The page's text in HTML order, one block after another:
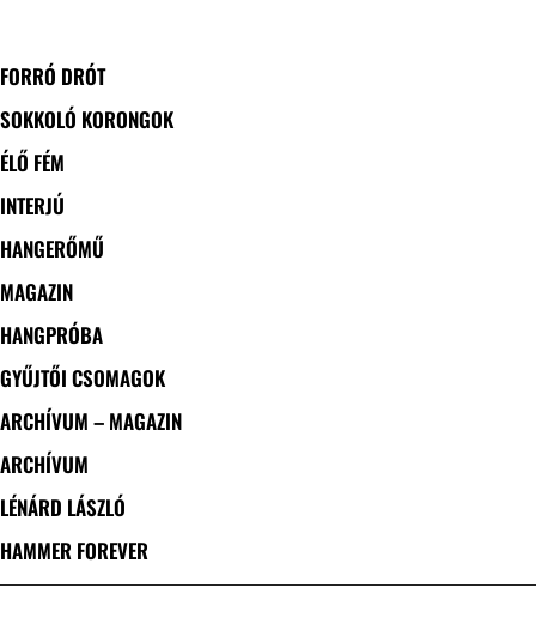
FORRÓ DRÓT
SOKKOLÓ KORONGOK
ÉLŐ FÉM
INTERJÚ
HANGERŐMŰ
MAGAZIN
HANGPRÓBA
GYŰJTŐI CSOMAGOK
ARCHÍVUM – MAGAZIN
ARCHÍVUM
LÉNÁRD LÁSZLÓ
HAMMER FOREVER